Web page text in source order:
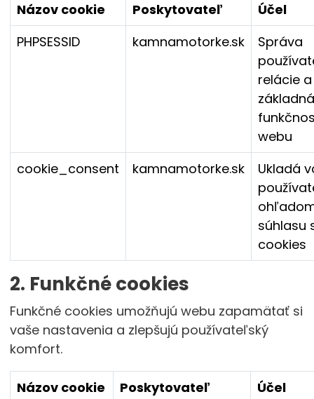
Názov cookie Poskytovateľ
Účel
PHPSESSID
kamnamotorke.sk
Správa
relácie a
základná
webu
cookie_consent
kamnamotorke.sk
Ukladá
súhlasu
cookies
2. Funkčné cookies
Funkčné cookies umožňujú webu zapamätať si
vaše nastavenia a zlepšujú používateľský
komfort.
Názov cookie Poskytovateľ
Účel